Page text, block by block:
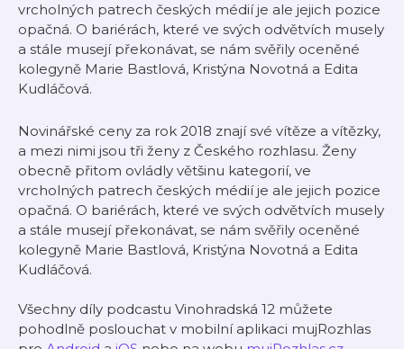
vrcholných patrech českých médií je ale jejich pozice
opačná. O bariérách, které ve svých odvětvích musely
a stále musejí překonávat, se nám svěřily oceněné
kolegyně Marie Bastlová, Kristýna Novotná a Edita
Kudláčová.
Novinářské ceny za rok 2018 znají své vítěze a vítězky,
a mezi nimi jsou tři ženy z Českého rozhlasu. Ženy
obecně přitom ovládly většinu kategorií, ve
vrcholných patrech českých médií je ale jejich pozice
opačná. O bariérách, které ve svých odvětvích musely
a stále musejí překonávat, se nám svěřily oceněné
kolegyně Marie Bastlová, Kristýna Novotná a Edita
Kudláčová.
Všechny díly podcastu Vinohradská 12 můžete
pohodlně poslouchat v mobilní aplikaci mujRozhlas